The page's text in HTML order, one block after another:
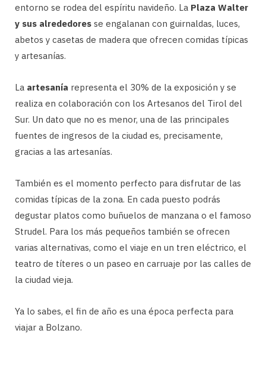
entorno se rodea del espíritu navideño. La Plaza Walter
y sus alrededores se engalanan con guirnaldas, luces,
abetos y casetas de madera que ofrecen comidas típicas
y artesanías.
La artesanía representa el 30% de la exposición y se
realiza en colaboración con los Artesanos del Tirol del
Sur. Un dato que no es menor, una de las principales
fuentes de ingresos de la ciudad es, precisamente,
gracias a las artesanías.
También es el momento perfecto para disfrutar de las
comidas típicas de la zona. En cada puesto podrás
degustar platos como buñuelos de manzana o el famoso
Strudel. Para los más pequeños también se ofrecen
varias alternativas, como el viaje en un tren eléctrico, el
teatro de títeres o un paseo en carruaje por las calles de
la ciudad vieja.
Ya lo sabes, el fin de año es una época perfecta para
viajar a Bolzano.